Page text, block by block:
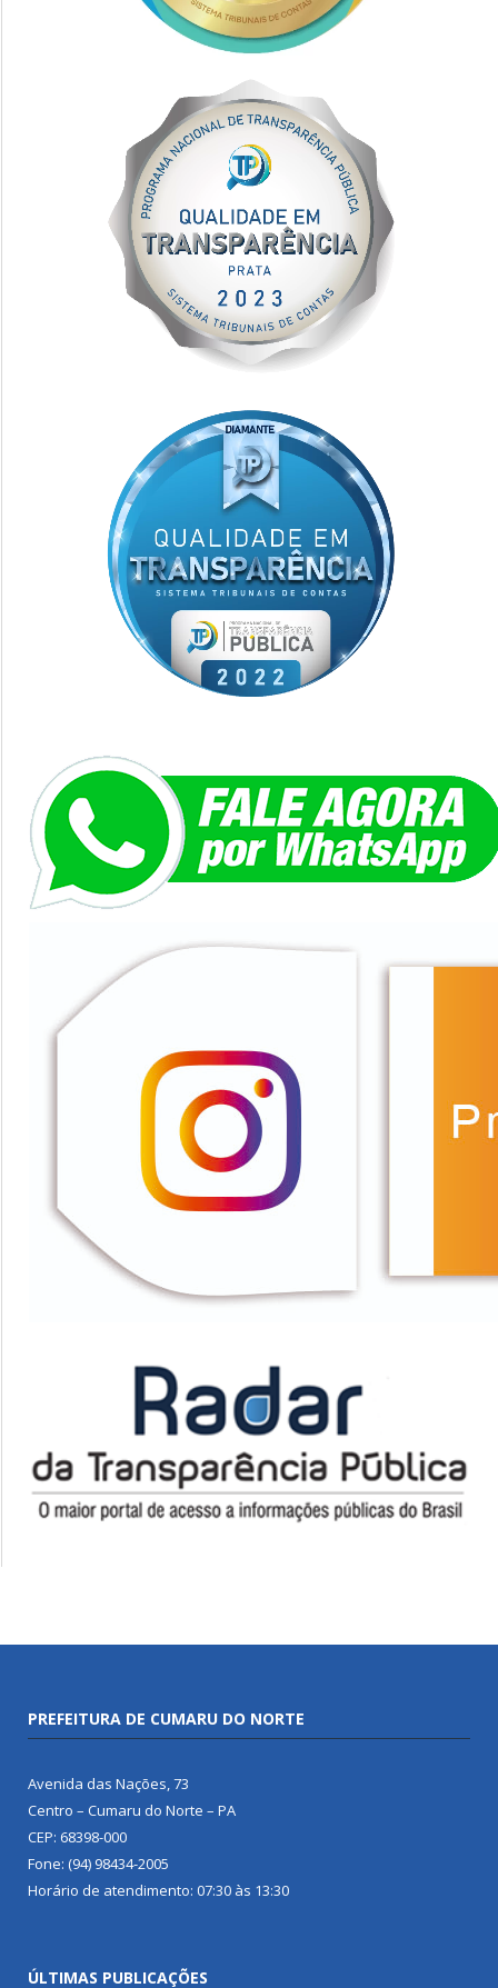
PREFEITURA DE CUMARU DO NORTE
Avenida das Nações, 73
Centro – Cumaru do Norte – PA
CEP: 68398-000
Fone: (94) 98434-2005
Horário de atendimento: 07:30 às 13:30
ÚLTIMAS PUBLICAÇÕES